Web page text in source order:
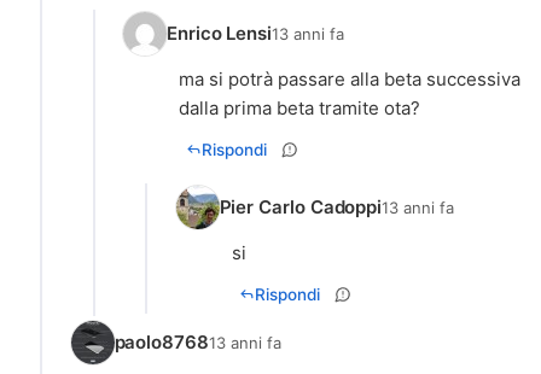
Enrico Lensi13 anni fa
ma si potrà passare alla beta successiva
dalla prima beta tramite ota?
Rispondi
Pier Carlo Cadoppi13 anni fa
si
Rispondi
paolo876813 anni fa